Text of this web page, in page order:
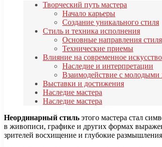
Творческий путь мастера
Начало карьеры
Создание уникального стиля
Стиль и техника исполнения
Основные направления стиля
Технические приемы
Влияние на современное искусство
Наследие и интерпретации
Взаимодействие с молодыми
Выставки и достижения
Наследие мастера
Наследие мастера
Неординарный стиль этого мастера стал
в живописи, графике и других формах
зрителей восхищение и глубокие